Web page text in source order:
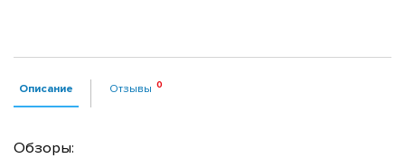
Описание Отзывы
Обзоры: